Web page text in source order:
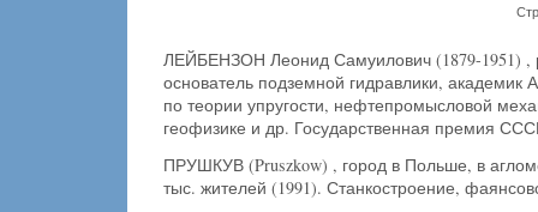
ЛЕЙБЕНЗОН Леонид Самуилович (1879-1951) ,
основатель подземной гидравлики,
по теории упругости, нефтепромысловой
геофизике и др. Государственная премия
ПРУШКУВ (Pruszkow) , город в Польше, в
тыс. жителей (1991). Станкостроение,